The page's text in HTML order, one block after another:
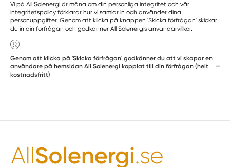
Vi på All Solenergi är måna om din personliga integritet och vår
integritetspolicy förklarar hur vi samlar in och använder dina
personuppgifter. Genom att klicka på knappen 'Skicka förfrågan' skickar
du in din förfrågan och godkänner All Solenergis användarvillkor.
Genom att klicka på 'Skicka förfrågan' godkänner du att vi skapar en
användare på hemsidan All Solenergi kopplat till din förfrågan (helt
kostnadsfritt)